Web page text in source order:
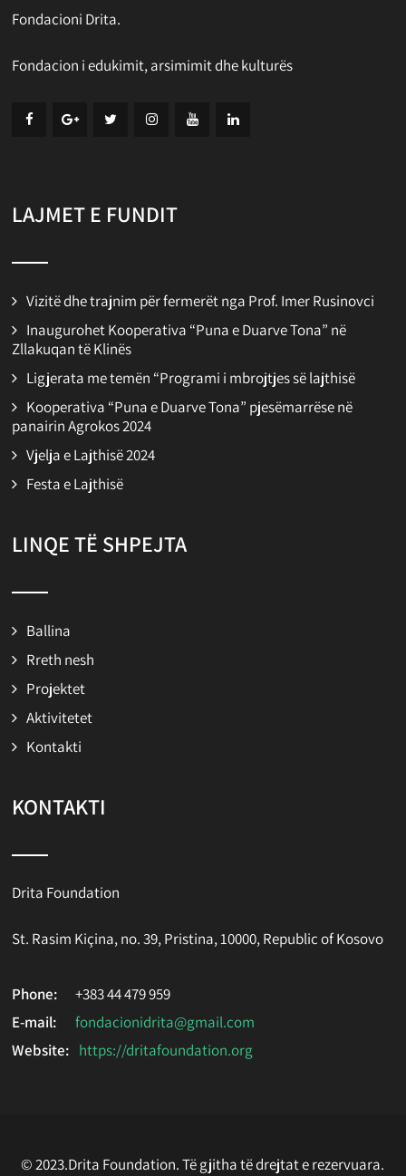
Fondacioni Drita.
Fondacion i edukimit, arsimimit dhe kulturës
LAJMET E FUNDIT
Vizitë dhe trajnim për fermerët nga Prof. Imer Rusinovci
Inaugurohet Kooperativa “Puna e Duarve Tona” në
Zllakuqan të Klinës
Ligjerata me temën “Programi i mbrojtjes së lajthisë
Kooperativa “Puna e Duarve Tona” pjesëmarrëse në
panairin Agrokos 2024
Vjelja e Lajthisë 2024
Festa e Lajthisë
LINQE TË SHPEJTA
Ballina
Rreth nesh
Projektet
Aktivitetet
Kontakti
KONTAKTI
Drita Foundation
St. Rasim Kiçina, no. 39, Pristina, 10000, Republic of Kosovo
Phone:
+383 44 479 959
E-mail:
fondacionidrita@gmail.com
Website: https://dritafoundation.org
© 2023.Drita Foundation. Të gjitha të drejtat e rezervuara.